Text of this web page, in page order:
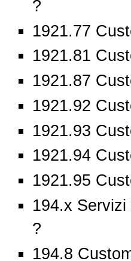
?
1921.77
1921.81
1921.87
1921.92
1921.93
1921.94
1921.95
194.x
?
194.8